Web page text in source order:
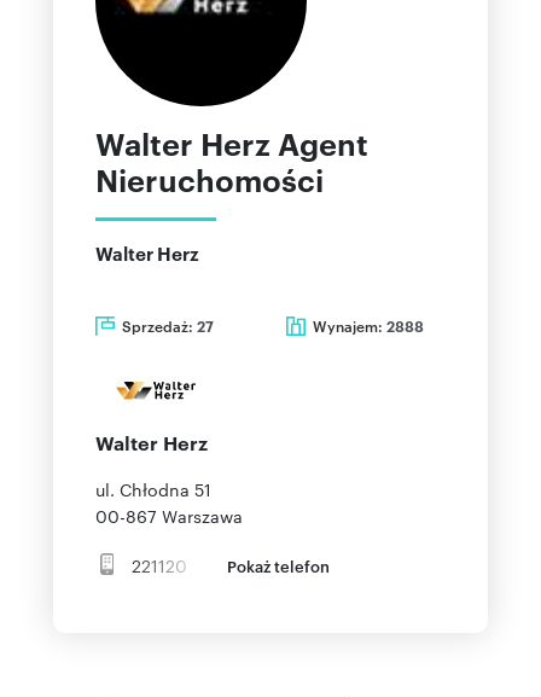
Walter Herz Agent
Nieruchomości
Walter Herz
Sprzedaż: 27 Wynajem: 2888
Walter Herz
ul. Chłodna 51
00-867 Warszawa
221120 Pokaż telefon